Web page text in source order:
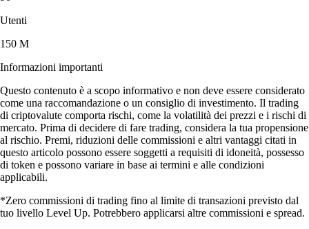
Utenti
150 M
Informazioni importanti
Questo contenuto è a scopo informativo e non deve essere considerato
come una raccomandazione o un consiglio di investimento. Il trading
di criptovalute comporta rischi, come la volatilità dei prezzi e i rischi di
mercato. Prima di decidere di fare trading, considera la tua propensione
al rischio. Premi, riduzioni delle commissioni e altri vantaggi citati in
questo articolo possono essere soggetti a requisiti di idoneità, possesso
di token e possono variare in base ai termini e alle condizioni
applicabili.
*Zero commissioni di trading fino al limite di transazioni previsto dal
tuo livello Level Up. Potrebbero applicarsi altre commissioni e spread.